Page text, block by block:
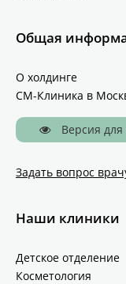
Общая
О холдинге
СМ-Клиника в
Версия
Задать вопрос
Наши клиники
Детское отделение
Косметология